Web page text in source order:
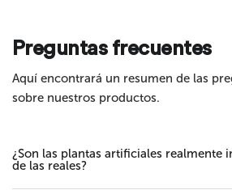
Preguntas frecuentes
Aquí encontrará un resumen de las
sobre nuestros productos.
¿Son las plantas artificiales realmente
de las reales?